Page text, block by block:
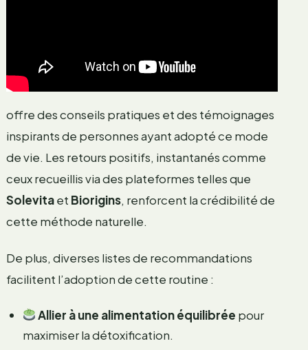
offre des conseils pratiques et des témoignages
inspirants de personnes ayant adopté ce mode
de vie. Les retours positifs, instantanés comme
ceux recueillis via des plateformes telles que
Solevitaet Biorigins, renforcent la crédibilité de
cette méthode naturelle.
De plus, diverses listes de recommandations
facilitent l’adoption de cette routine :
Allier à une alimentation équilibrée pour
maximiser la détoxification.